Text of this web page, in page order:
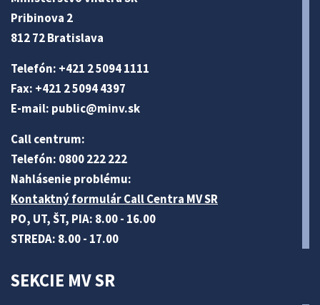
Pribinova 2
812 72 Bratislava
Telefón: +421 2 5094 1111
Fax: +421 2 5094 4397
E-mail: public@minv.sk
Call centrum:
Telefón: 0800 222 222
Nahlásenie problému:
Kontaktný formulár Call Centra MV SR
PO, UT, ŠT, PIA: 8.00 - 16.00
STREDA: 8.00 - 17.00
SEKCIE MV SR